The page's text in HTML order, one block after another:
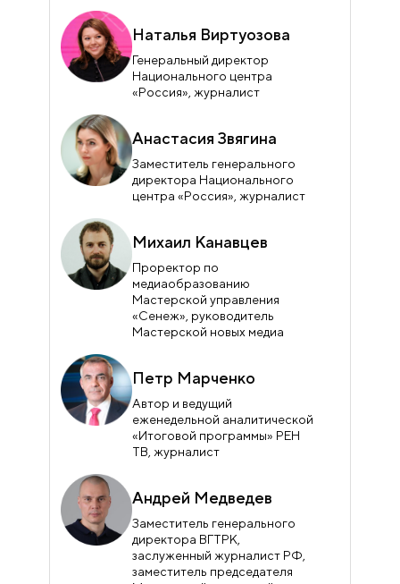
Наталья Виртуозова
Генеральный директор
Национального центра
«Россия», журналист
Анастасия Звягина
Заместитель генерального
директора Национального
центра «Россия», журналист
Михаил Канавцев
Проректор по
медиаобразованию
Мастерской управления
«Сенеж», руководитель
Мастерской новых медиа
Петр Марченко
Автор и ведущий
еженедельной аналитической
«Итоговой программы» РЕН
ТВ, журналист
Андрей Медведев
Заместитель генерального
директора ВГТРК,
заслуженный журналист РФ,
заместитель председателя